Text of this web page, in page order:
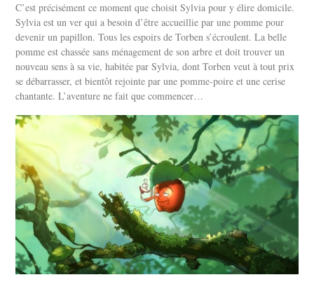
C’est précisément ce moment que choisit Sylvia pour y élire domicile.
Sylvia est un ver qui a besoin d’être accueillie par une pomme pour
devenir un papillon. Tous les espoirs de Torben s’écroulent. La belle
pomme est chassée sans ménagement de son arbre et doit trouver un
nouveau sens à sa vie, habitée par Sylvia, dont Torben veut à tout prix
se débarrasser, et bientôt rejointe par une pomme-poire et une cerise
chantante. L’aventure ne fait que commencer…